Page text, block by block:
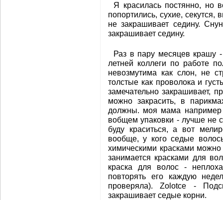
Я красилась постянно, но
попортились, сухие,
не закрашивает седину.
закрашивает седину.
Раз в пару месяцев крашу
летней коллеги по работе
невозмутима как слон, не
толстые как проволока и
замечательно закрашивает,
можно закрасить, в
должны. моя мама например
вобщем упаковки - лучше не
буду краситься, а вот
вообще, у кого седые
химическими красками можно
занимается красками для
краска для волос -
повторять его каждую
проверяла). Zolotce -
закрашивает седые корни.